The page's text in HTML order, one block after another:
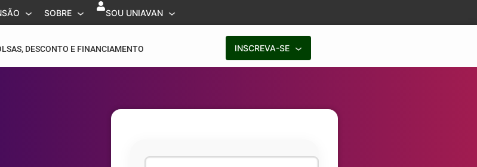
SOBRE SOU UNIAVAN
DESCONTO E FINANCIAMENTO INSCREVA-SE